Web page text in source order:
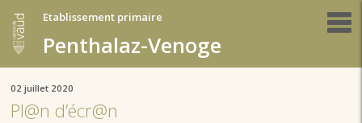
Etablissement primaire
Penthalaz-Venoge
02 juillet 2020
Pl@n d’écr@n